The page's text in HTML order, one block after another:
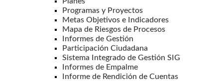
Programas y Proyectos
Metas Objetivos e Indicadores
Mapa de Riesgos de Procesos
Informes de Gestión
Participación Ciudadana
Sistema Integrado de Gestión SIG
Informes de Empalme
Informe de Rendición de Cuentas